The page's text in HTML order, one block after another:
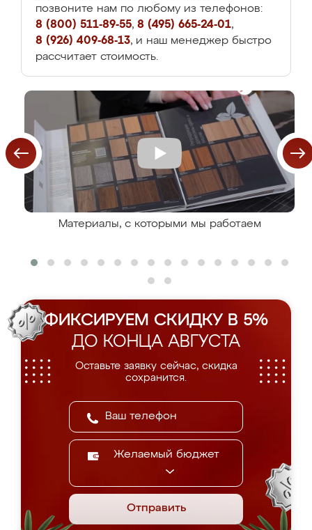
позвоните нам по любому из телефонов:
8 (800) 511-89-55, 8 (495) 665-24-01,
8 (926) 409-68-13, и наш менеджер быстро
рассчитает стоимость.
Материалы, с которыми мы работаем
ФИКСИРУЕМ СКИДКУ В 5%
ДО КОНЦА АВГУСТА
Оставьте заявку сейчас, скидка
сохранится.
Желаемый бюджет
Отправить